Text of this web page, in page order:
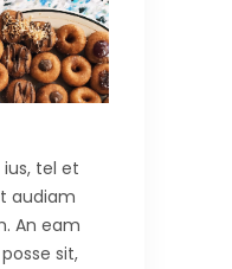
tel et
audiam
An eam
sit,